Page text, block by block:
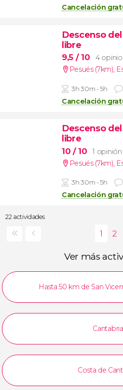
Cancelación
Descenso
libre
9,5 / 10
4
Pesués (7km),
3h 30m - 5h
Cancelación
Descenso
libre
10 / 10
1 opinión
Pesués (7km)
3h 30m - 5h
Cancelación
22 actividades
Ver más
Hasta 50 km de San
Cantabria
Costa de